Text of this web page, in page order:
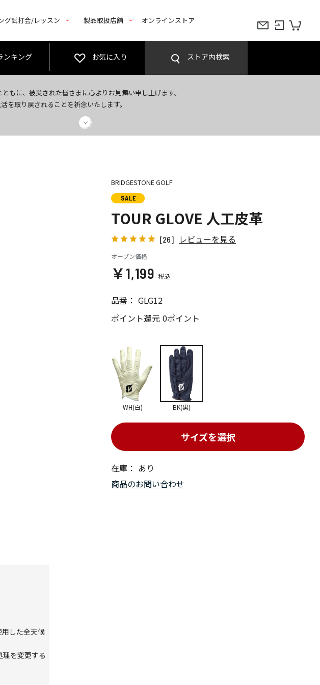
グ試打会/レッスン 製品取扱店舗 オンラインストア
ンキング お気に入り ストア内検索
もに、被災された皆さまに心よりお見舞い申し上げます。
を取り戻されることを祈念いたします。
ーポンプレゼント！
合わせ＞
BRIDGESTONE GOLF
TOUR GLOVE 人工皮革
[26] レビューを見る
オープン価格
￥1,199
品番： GLG12
ポイント還元 0ポイント
在庫： あり
サイズを選択
WH(白) BK(黒)
商品のお問い合わせ
した全天候
を変更する